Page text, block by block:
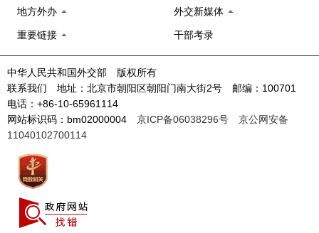
地方外办 外交新媒体
重要链接 干部考录
中华人民共和国外交部 版权所有
联系我们 地址：北京市朝阳区朝阳门南大街2号 邮编：100701
电话：+86-10-65961114
网站标识码：bm02000004 京ICP备06038296号
京公网安备
11040102700114